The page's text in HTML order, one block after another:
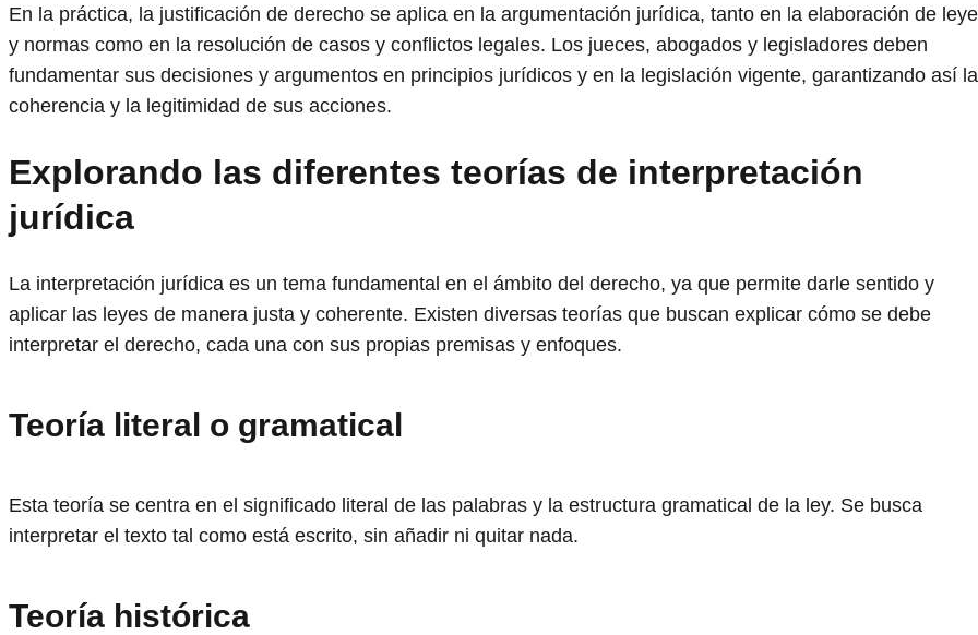
En la práctica, la justificación de derecho se aplica en la argumentación jurídica, tanto en la elaboración de
y normas como en la resolución de casos y conflictos legales. Los jueces, abogados y legisladores deben
fundamentar sus decisiones y argumentos en principios jurídicos y en la legislación vigente, garantizando así la
coherencia y la legitimidad de sus acciones.
Explorando las diferentes teorías de interpretación
jurídica
La interpretación jurídica es un tema fundamental en el ámbito del derecho, ya que permite darle sentido y
aplicar las leyes de manera justa y coherente. Existen diversas teorías que buscan explicar cómo se debe
interpretar el derecho, cada una con sus propias premisas y enfoques.
Teoría literal o gramatical
Esta teoría se centra en el significado literal de las palabras y la estructura gramatical de la ley. Se busca
interpretar el texto tal como está escrito, sin añadir ni quitar nada.
Teoría histórica